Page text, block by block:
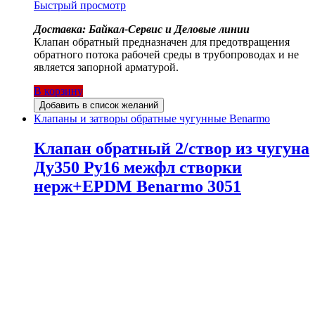
Быстрый просмотр
Доставка: Байкал-Сервис и Деловые линии
Клапан обратный предназначен для предотвращения
обратного потока рабочей среды в трубопроводах и не
является запорной арматурой.
В корзину
Добавить в список желаний
Клапаны и затворы обратные чугунные Benarmo
Клапан обратный 2/створ из чугуна
Ду350 Ру16 межфл створки
нерж+EPDM Benarmo 3051